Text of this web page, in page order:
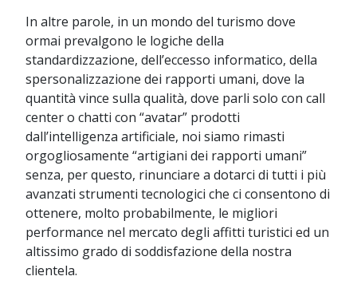
In altre parole, in un mondo del turismo dove
ormai prevalgono le logiche della
standardizzazione, dell’eccesso informatico, della
spersonalizzazione dei rapporti umani, dove la
quantità vince sulla qualità, dove parli solo con call
center o chatti con “avatar” prodotti
dall’intelligenza artificiale, noi siamo rimasti
orgogliosamente “artigiani dei rapporti umani”
senza, per questo, rinunciare a dotarci di tutti i più
avanzati strumenti tecnologici che ci consentono di
ottenere, molto probabilmente, le migliori
performance nel mercato degli affitti turistici ed un
altissimo grado di soddisfazione della nostra
clientela.